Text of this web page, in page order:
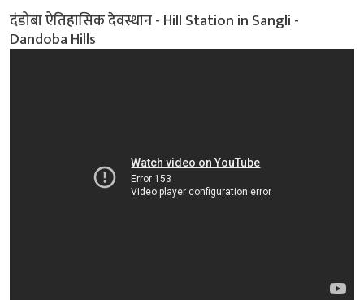
दंडोबा ऐतिहासिक देवस्थान - Hill Station in Sangli -
Dandoba Hills